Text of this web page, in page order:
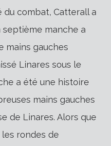
du combat, Catterall a
manche a
mains gauches
Linares sous le
a été une histoire
mains gauches
de Linares. Alors que
rondes de